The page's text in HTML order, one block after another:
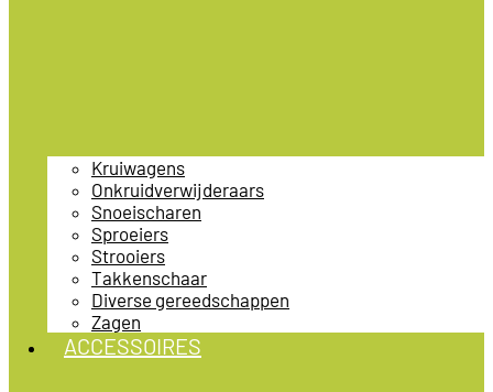
Kruiwagens
Onkruidverwijderaars
Snoeischaren
Sproeiers
Strooiers
Takkenschaar
Diverse gereedschappen
Zagen
ACCESSOIRES